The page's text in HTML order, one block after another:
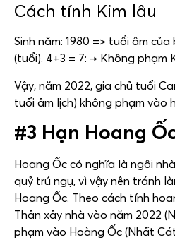
Cách tính Kim lâu
Sinh năm: 1980 => tuổi âm của
(tuổi). 4+3 = 7: → Không phạm
Vậy, năm 2022, gia chủ tuổi
tuổi âm lịch) không phạm vào
#3 Hạn Hoang
Hoang Ốc có nghĩa là ngôi
quỷ trú ngụ, vì vậy nên tránh
Hoang Ốc. Theo cách tính
Thân xây nhà vào năm 2022
phạm vào Hoàng Ốc (Nhất